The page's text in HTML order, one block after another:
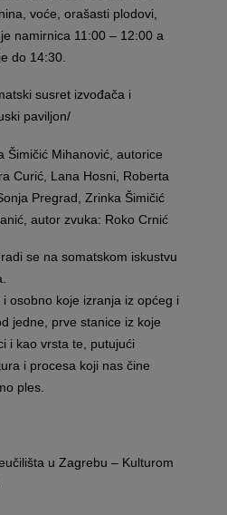
voće, orašasti plodovi,
namirnica 11:00 – 12:00 a
do 14:30.
susret izvođača i
paviljon/
Šimičić Mihanović, autorice
Curić, Lana Hosni, Roberta
Pregrad, Zrinka Šimičić
autor zvuka: Roko Crnić
se na somatskom iskustvu
osobno koje izranja iz općeg i
jedne, prve stanice iz koje
i kao vrsta te, putujući
i procesa koji nas čine
ples.
u Zagrebu – Kulturom